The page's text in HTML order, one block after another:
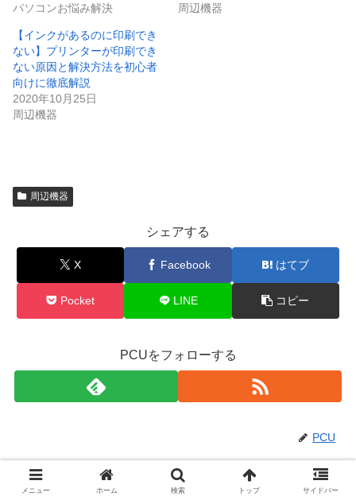
パソコンお悩み解決
周辺機器
【インクがあるのに印刷でき
ない】プリンターが印刷でき
ない原因と解決方法を初心者
向けに徹底解説
2020年10月25日
周辺機器
周辺機器
シェアする
X Facebook はてブ
Pocket LINE コピー
PCUをフォローする
PCU
関連記事
メニュー ホーム 検索 トップ サイドバー